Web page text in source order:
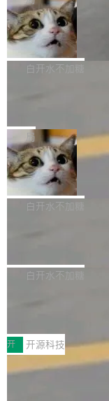
l 迁移或唤醒时，新宿
库继续执行。存储库
te 17 Pro、OPPO
样的次旗舰。
Z Flip8三款折叠屏新
部搭载骁龙8 Elite
本控制系统。目前处
ltaDB 的核心思路直
眼的位置：「
mits」——软件是在
是把这段空隙补上。
aDB 捕获 commit 之
SpaceXAI 单季资本
根据风险投资人
析）披露的最新分析
微软同期总资本开支
bet、微软以及 Meta
ceXAI的资金消耗速度
撑庞大支出的资金来
貌。数据显示，微软
白开水不加糖
一个在终端里运行的
1.2，驱动这个 agent
你可以用 curl -fsSL
sh | bash 安装一个能
代码、验证结果的 AI
个主 agent 循环，外
局
美团开源
准 AI 能力认知
机器出题的前提，是
构建流程可以分为四
白开水不加糖
库，并将作为
MPComm将作为一种
ENT，实现零拷贝传
传输性能最高提升5倍
于自研UCL-Engine
白开水不加糖
型案例入选名单》，深
开源 AI 编程平台
创新与落地成效成功
助力企业AI研发安全
开 开源科技
深信服AI算力网关入
前不久，工业和信息